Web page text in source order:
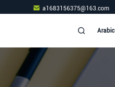
a1683156375@163.com
Arabic